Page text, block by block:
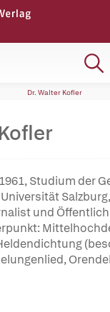
Dr. Walter Kofler
Studium der
und